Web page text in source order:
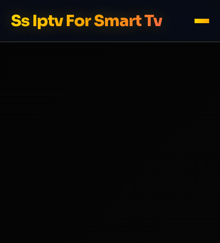
Ss Iptv For Smart Tv